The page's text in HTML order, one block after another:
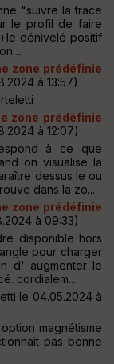
"suivre la trace
le profil de faire
dénivelé positif
...
zone prédéfinie
à 13:57)
zone prédéfinie
à 12:07)
à ce que
on visualise la
dessus le ou
dans la zo...
zone prédéfinie
à 09:33)
disponible hors
pour charger
d' augmenter le
cordialem...
le 04.05.2024 à
magnétisme
pas bonne